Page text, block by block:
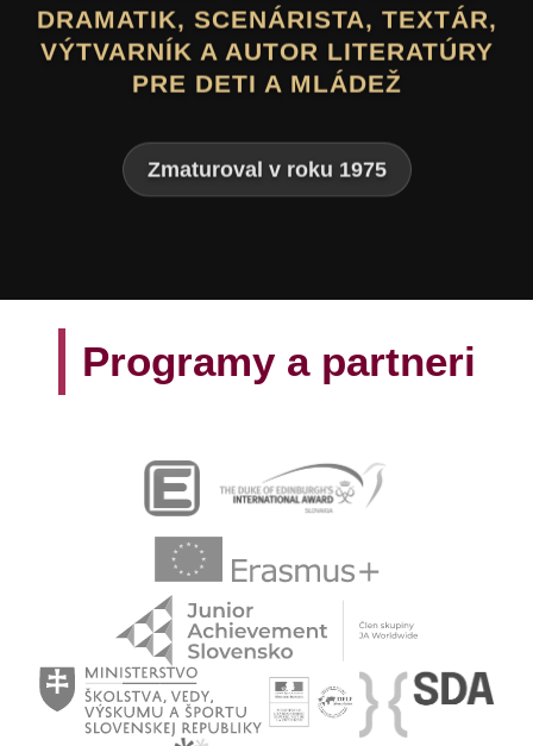
DRAMATIK, SCENÁRISTA, TEXTÁR,
VÝTVARNÍK A AUTOR LITERATÚRY
PRE DETI A MLÁDEŽ
Zmaturoval v roku 1975
Programy a partneri